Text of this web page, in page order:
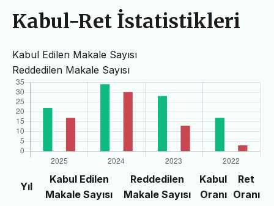
Kabul-Ret İstatistikleri
Kabul Edilen Makale Sayısı
Reddedilen Makale Sayısı
Yıl
Kabul Edilen
Makale Sayısı
Reddedilen
Makale Sayısı
Kabul
Oranı
Ret
Oranı